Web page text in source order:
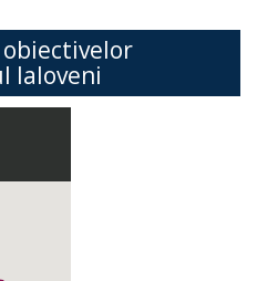
Ialoveni